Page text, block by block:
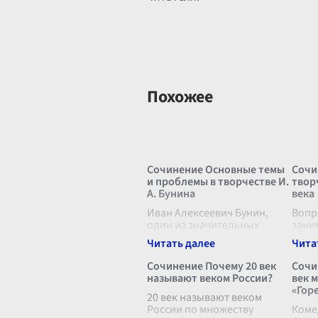
Похожее
Сочинение Основные темы
и проблемы в творчестве И.
А. Бунина
Иван Алексеевич Бунин,
один из значительных
представителей русской
литературы, создал
многочисленные
произведения, которые
глубоко исследуют тематику
человеческих чувств, памяти
и...
века
в
Сочинение Почему 20 век
называют веком России?
20 век называют веком
России по множеству
век